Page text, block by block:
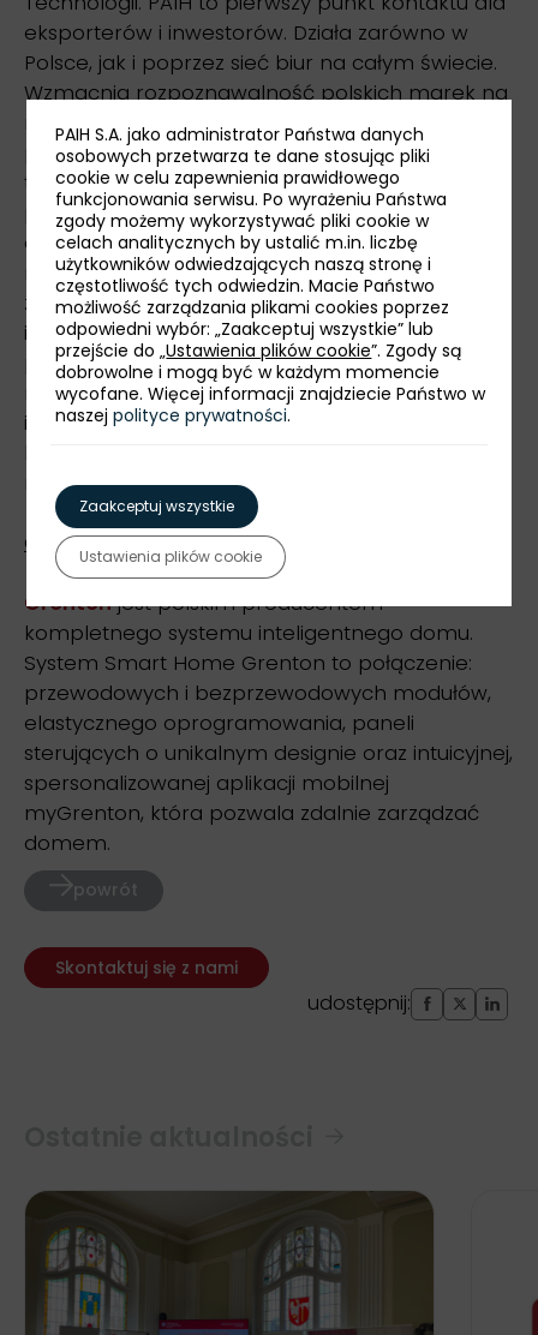
eksporterów i inwestorów. Działa zarówno w
Polsce, jak i poprzez sieć biur na całym świecie.
Wzmacnia rozpoznawalność polskich marek na
międzynarodowych rynkach, promuje rodzime
produkty i usługi oraz rozwiązania
technologiczne made in Poland. Agencja
pomaga przedsiębiorcom w wyborze
optymalnej ścieżki ekspansji za granicą. Wspiera
również napływ bezpośrednich inwestycji
zagranicznych do Polski oraz realizację polskich
inwestycji w kraju. PAIH współpracuje z sektorem
publicznym i partnerami regionalnymi, oferując
m.in.: szkolenia, audyt i promocję nieruchomości
inwestycyjnych, współpracę przy organizacji misji
realizacji wspólnych projektów.
O firmie Grenton
Grentonjest polskim producentem
kompletnego systemu inteligentnego domu.
System Smart Home Grenton to połączenie:
przewodowych i bezprzewodowych modułów,
elastycznego oprogramowania, paneli
sterujących o unikalnym designie oraz intuicyjnej,
spersonalizowanej aplikacji mobilnej
myGrenton, która pozwala zdalnie zarządzać
domem.
powrót
Skontaktuj się z nami
udostępnij:
PAIH S.A. jako administrator Państwa danych
osobowych przetwarza te dane stosując pliki
cookie w celu zapewnienia prawidłowego
funkcjonowania serwisu. Po wyrażeniu Państwa
zgody możemy wykorzystywać pliki cookie w
celach analitycznych by ustalić m.in. liczbę
użytkowników odwiedzających naszą stronę i
częstotliwość tych odwiedzin. Macie Państwo
możliwość zarządzania plikami cookies poprzez
odpowiedni wybór: „Zaakceptuj wszystkie” lub
przejście do „Ustawienia plików cookie”. Zgody są
dobrowolne i mogą być w każdym momencie
wycofane. Więcej informacji znajdziecie Państwo w
naszejpolityce prywatności.
Zaakceptuj wszystkie
Ustawienia plików cookie